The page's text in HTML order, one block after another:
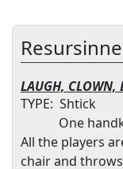
LAUGH, CLOWN,
TYPE: Shtick
One
All the players
chair and